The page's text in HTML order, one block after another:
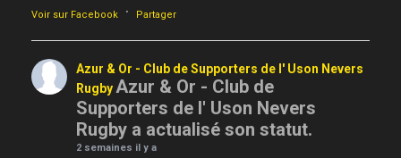
Voir sur Facebook · Partager
Azur & Or - Club de Supporters de l' Uson Nevers
RugbyAzur & Or - Club de
Supporters de l' Uson Nevers
Rugby a actualisé son statut.
2 semaines il y a